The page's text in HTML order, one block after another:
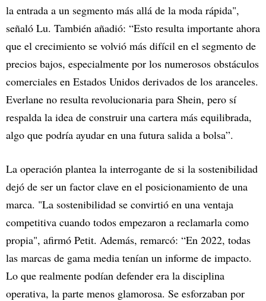
la entrada a un segmento más allá de la moda rápida",
señaló Lu. También añadió: “Esto resulta importante ahora
que el crecimiento se volvió más difícil en el segmento de
precios bajos, especialmente por los numerosos obstáculos
comerciales en Estados Unidos derivados de los aranceles.
Everlane no resulta revolucionaria para Shein, pero sí
respalda la idea de construir una cartera más equilibrada,
algo que podría ayudar en una futura salida a bolsa”.
La operación plantea la interrogante de si la sostenibilidad
dejó de ser un factor clave en el posicionamiento de una
marca. "La sostenibilidad se convirtió en una ventaja
competitiva cuando todos empezaron a reclamarla como
propia", afirmó Petit. Además, remarcó: “En 2022, todas
las marcas de gama media tenían un informe de impacto.
Lo que realmente podían defender era la disciplina
operativa, la parte menos glamorosa. Se esforzaban por